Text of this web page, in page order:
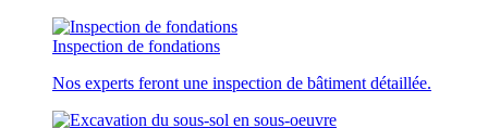
Inspection de fondations
Nos experts feront une inspection de bâtiment détaillée.